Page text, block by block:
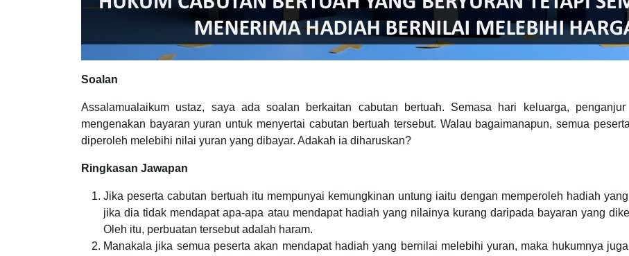
Soalan
Assalamualaikum ustaz, saya ada soalan berkaitan cabutan bertuah. Semasa hari keluarga,
mengenakan bayaran yuran untuk menyertai cabutan bertuah tersebut. Walau bagaimanapun, semua
diperoleh melebihi nilai yuran yang dibayar. Adakah ia diharuskan?
Ringkasan Jawapan
Jika peserta cabutan bertuah itu mempunyai kemungkinan untung iaitu dengan memperoleh hadiah
jika dia tidak mendapat apa-apa atau mendapat hadiah yang nilainya kurang daripada bayaran yang
Oleh itu, perbuatan tersebut adalah haram.
Manakala jika semua peserta akan mendapat hadiah yang bernilai melebihi yuran, maka hukumnya